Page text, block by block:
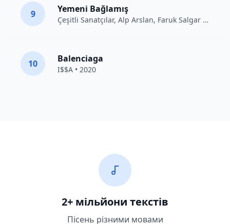
9 Yemeni Bağlamış
Çeşitli Sanatçılar, Alp Arslan, Faruk Salgar • 2012
10 Balenciaga
I$$A • 2020
2+ мільйони текстів
Пісень різними мовами